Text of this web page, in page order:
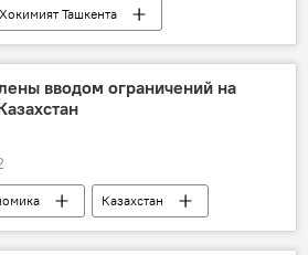
Хокимият Ташкента
вводом ограничений на
Казахстан